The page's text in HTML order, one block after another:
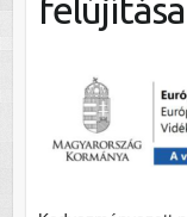
felújítása